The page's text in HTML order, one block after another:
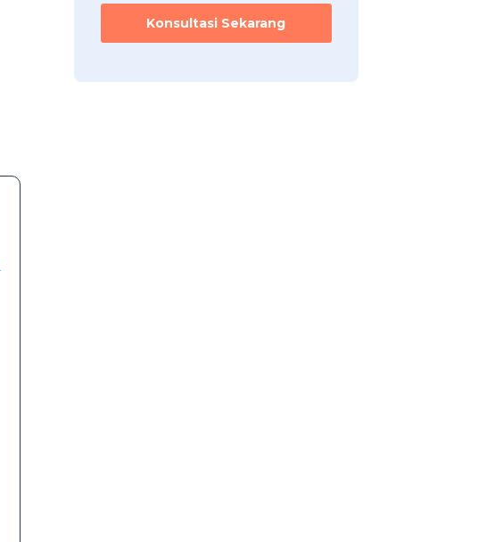
Konsultasi Sekarang